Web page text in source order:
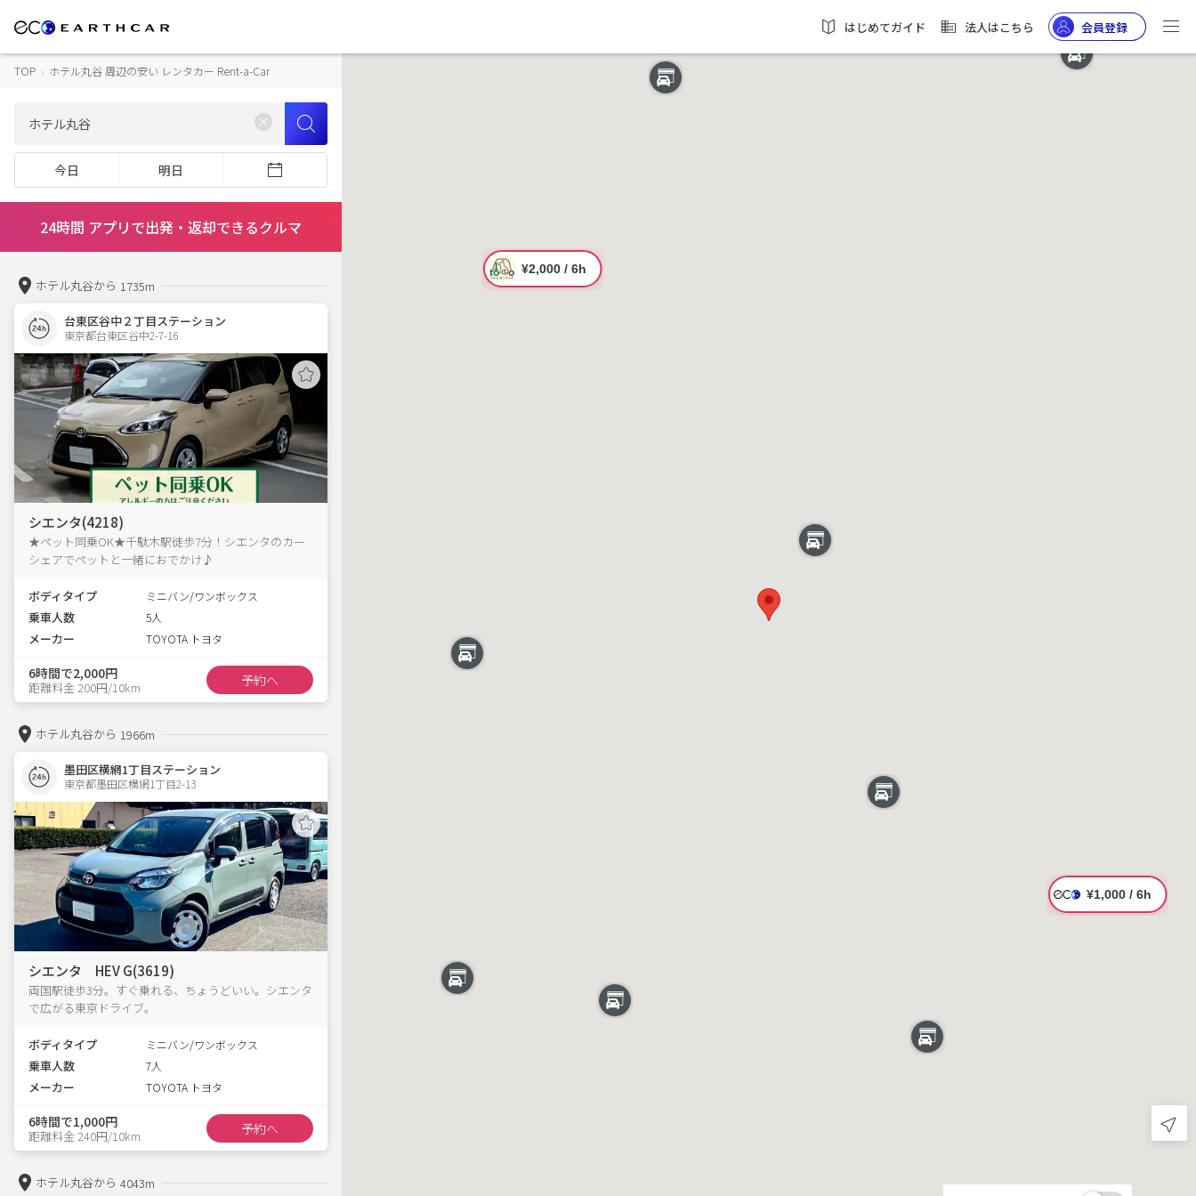
はじめてガイド 法人はこちら 会員登録
TOP › ホテル丸谷 周辺の安い レンタカー Rent-a-Car
今日 明日
24時間 アプリで出発・返却できるクルマ
ホテル丸谷から 1735m
台東区谷中２丁目ステーション
東京都台東区谷中2-7-16
シエンタ(4218)
★ペット同乗OK★千駄木駅徒歩7分！シエンタのカー
シェアでペットと一緒におでかけ♪
ボディタイプ ミニバン/ワンボックス
乗車人数 5人
メーカー TOYOTA トヨタ
6時間で2,000円
距離料金 200円/10km 予約へ
ホテル丸谷から 1966m
墨田区横網1丁目ステーション
東京都墨田区横網1丁目2-13
シエンタ HEV G(3619)
両国駅徒歩3分。すぐ乗れる、ちょうどいい。シエンタ
で広がる東京ドライブ。
ボディタイプ ミニバン/ワンボックス
乗車人数 7人
メーカー TOYOTA トヨタ
6時間で1,000円
距離料金 240円/10km 予約へ
ホテル丸谷から 4043m